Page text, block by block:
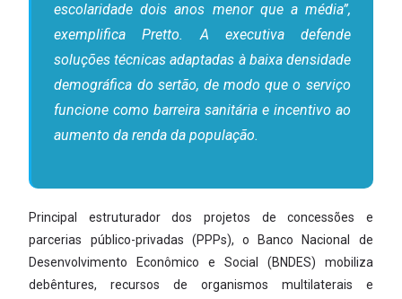
escolaridade dois anos menor que a média”,
exemplifica Pretto. A executiva defende
soluções técnicas adaptadas à baixa densidade
demográfica do sertão, de modo que o serviço
funcione como barreira sanitária e incentivo ao
aumento da renda da população.
Principal estruturador dos projetos de concessões e
parcerias público-privadas (PPPs), o Banco Nacional de
Desenvolvimento Econômico e Social (BNDES) mobiliza
debêntures, recursos de organismos multilaterais e